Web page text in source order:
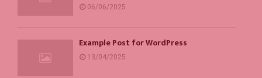
06/06/2025
Example Post for WordPress
13/04/2025